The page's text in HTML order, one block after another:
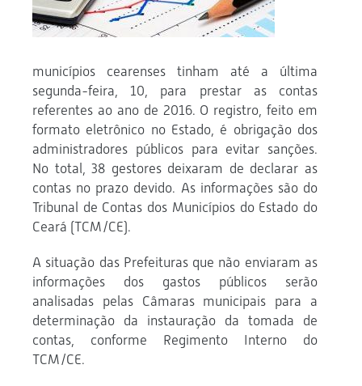
municípios cearenses tinham até a última
segunda-feira, 10, para prestar as contas
referentes ao ano de 2016. O registro, feito em
formato eletrônico no Estado, é obrigação dos
administradores públicos para evitar sanções.
No total, 38 gestores deixaram de declarar as
contas no prazo devido. As informações são do
Tribunal de Contas dos Municípios do Estado do
Ceará (TCM/CE).
A situação das Prefeituras que não enviaram as
informações dos gastos públicos serão
analisadas pelas Câmaras municipais para a
determinação da instauração da tomada de
contas, conforme Regimento Interno do
TCM/CE.